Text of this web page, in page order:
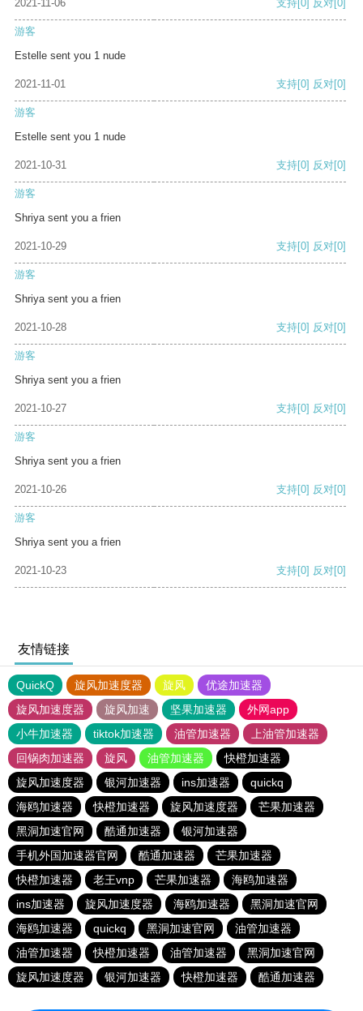
2021-11-06 支持[0] 反对[0]
游客
Estelle sent you 1 nude
2021-11-01 支持[0] 反对[0]
游客
Estelle sent you 1 nude
2021-10-31 支持[0] 反对[0]
游客
Shriya sent you a frien
2021-10-29 支持[0] 反对[0]
游客
Shriya sent you a frien
2021-10-28 支持[0] 反对[0]
游客
Shriya sent you a frien
2021-10-27 支持[0] 反对[0]
游客
Shriya sent you a frien
2021-10-26 支持[0] 反对[0]
游客
Shriya sent you a frien
2021-10-23 支持[0] 反对[0]
友情链接
QuickQ 旋风加速度器 旋风
优途加速器
旋风加速度器
旋风加速 坚果加速器
外网app
小牛加速器
tiktok加速器 油管加速器
上油管加速器
回锅肉加速器
旋风 油管加速器
快橙加速器
旋风加速度器
银河加速器 ins加速器
quickq
海鸥加速器
快橙加速器 旋风加速度器
芒果加速器
黑洞加速官网
酷通加速器
银河加速器
手机外国加速器官网
酷通加速器
芒果加速器
快橙加速器
老王vnp 芒果加速器
海鸥加速器
ins加速器
旋风加速度器 海鸥加速器
黑洞加速官网
海鸥加速器
quickq 黑洞加速官网
油管加速器
油管加速器
快橙加速器 油管加速器
黑洞加速官网
旋风加速度器
银河加速器 快橙加速器 酷通加速器